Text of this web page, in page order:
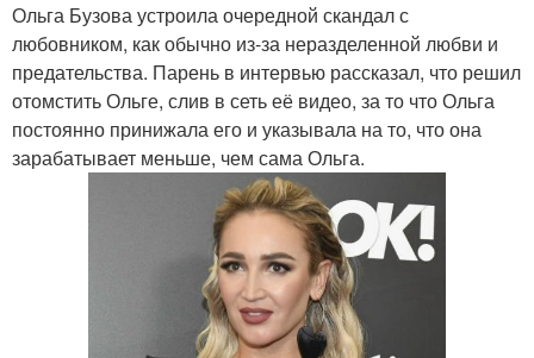
Ольга Бузова устроила очередной скандал с
любовником, как обычно из-за неразделенной любви и
предательства. Парень в интервью рассказал, что решил
отомстить Ольге, слив в сеть её видео, за то что Ольга
постоянно принижала его и указывала на то, что она
зарабатывает меньше, чем сама Ольга.